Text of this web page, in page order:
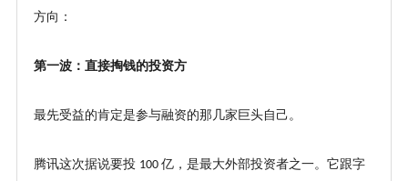
方向：
第一波：直接掏钱的投资方
最先受益的肯定是参与融资的那几家巨头自己。
腾讯这次据说要投 100 亿，是最大外部投资者之一。它跟字